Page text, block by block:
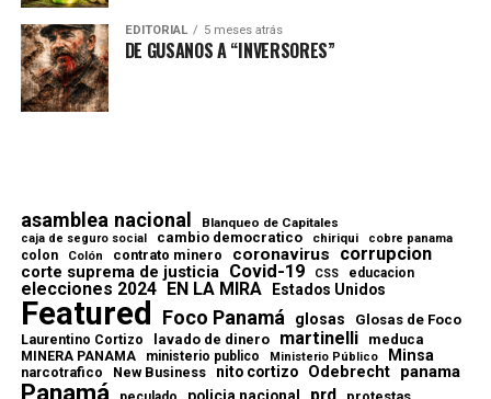
EDITORIAL 5 meses atrás
DE GUSANOS A “INVERSORES”
asamblea nacional Blanqueo de Capitales
caja de seguro social cambio democratico chiriqui cobre panama
colon Colón contrato minero coronavirus corrupcion
corte suprema de justicia Covid-19 CSS educacion
elecciones 2024 EN LA MIRA Estados Unidos
Featured Foco Panamá glosas Glosas de Foco
Laurentino Cortizo lavado de dinero martinelli meduca
MINERA PANAMA ministerio publico Ministerio Público Minsa
narcotrafico New Business nito cortizo Odebrecht panama
Panamá